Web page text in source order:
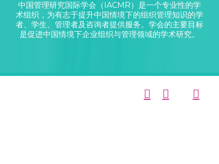
中国管理研究国际学会（IACMR）是一个专业性的学
术组织，为有志于提升中国情境下的组织管理知识的学
者、学生、管理者及咨询者提供服务。学会的主要目标
是促进中国情境下企业组织与管理领域的学术研究。